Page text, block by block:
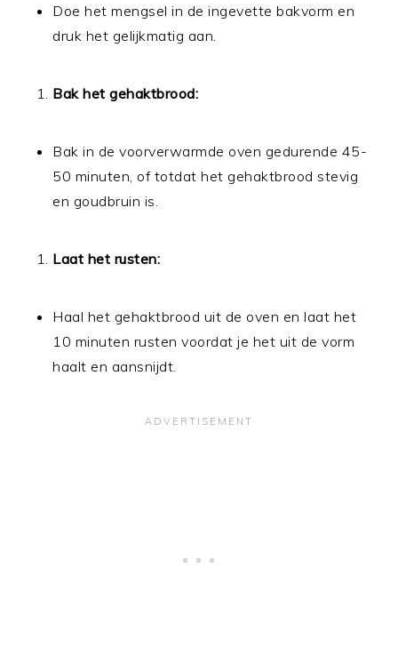
Doe het mengsel in de ingevette bakvorm en
druk het gelijkmatig aan.
Bak het gehaktbrood:
Bak in de voorverwarmde oven gedurende 45-
50 minuten, of totdat het gehaktbrood stevig
en goudbruin is.
Laat het rusten:
Haal het gehaktbrood uit de oven en laat het
10 minuten rusten voordat je het uit de vorm
haalt en aansnijdt.